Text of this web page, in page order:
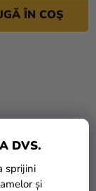
DVS.
sprijini
și
ÎN COŞ